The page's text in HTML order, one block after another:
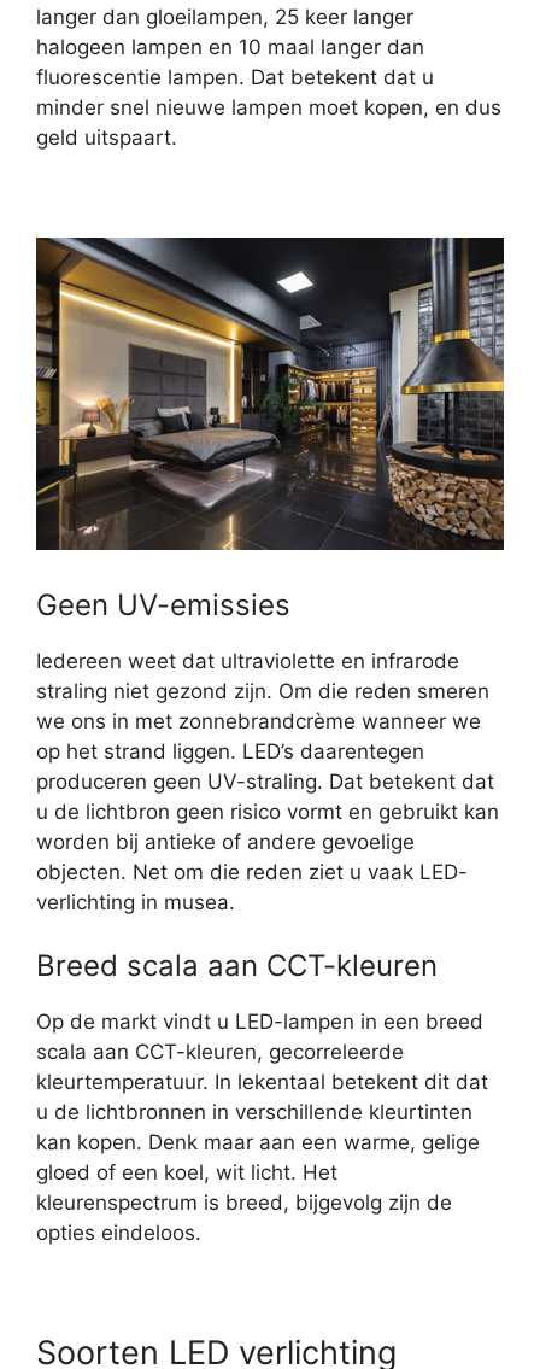
langer dan gloeilampen, 25 keer langer
halogeen lampen en 10 maal langer dan
fluorescentie lampen. Dat betekent dat u
minder snel nieuwe lampen moet kopen, en dus
geld uitspaart.
Geen UV-emissies
Iedereen weet dat ultraviolette en infrarode
straling niet gezond zijn. Om die reden smeren
we ons in met zonnebrandcrème wanneer we
op het strand liggen. LED’s daarentegen
produceren geen UV-straling. Dat betekent dat
u de lichtbron geen risico vormt en gebruikt kan
worden bij antieke of andere gevoelige
objecten. Net om die reden ziet u vaak LED-
verlichting in musea.
Breed scala aan CCT-kleuren
Op de markt vindt u LED-lampen in een breed
scala aan CCT-kleuren, gecorreleerde
kleurtemperatuur. In lekentaal betekent dit dat
u de lichtbronnen in verschillende kleurtinten
kan kopen. Denk maar aan een warme, gelige
gloed of een koel, wit licht. Het
kleurenspectrum is breed, bijgevolg zijn de
opties eindeloos.
Soorten LED verlichting